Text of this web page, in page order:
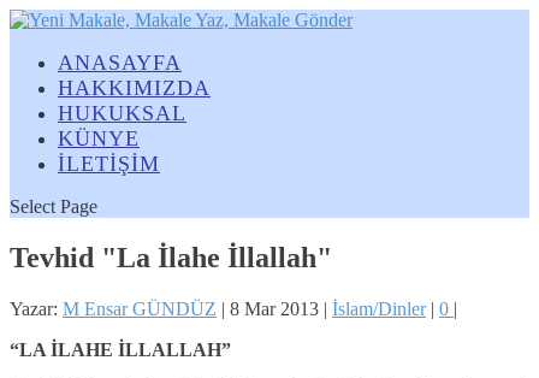
ANASAYFA
HAKKIMIZDA
HUKUKSAL
KÜNYE
İLETİŞİM
Select Page
Tevhid "La İlahe İllallah"
Yazar: M Ensar GÜNDÜZ | 8 Mar 2013 | İslam/Dinler| 0 |
“LA İLAHE İLLALLAH”